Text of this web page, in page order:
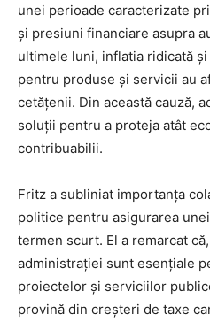
unei perioade caracterizate
și presiuni financiare asupra
ultimele luni, inflatia ridicată
pentru produse și servicii au
cetățenii. Din această cauză,
soluții pentru a proteja atât
contribuabilii.
Fritz a subliniat importanța
politice pentru asigurarea
termen scurt. El a remarcat
administrației sunt esențiale
proiectelor și serviciilor
provină din creșteri de taxe